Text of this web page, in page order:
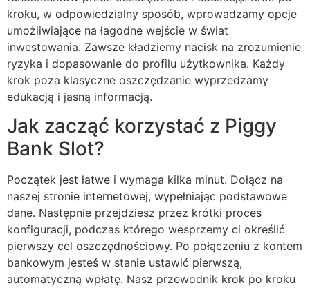
kroku, w odpowiedzialny sposób, wprowadzamy opcje
umożliwiające na łagodne wejście w świat
inwestowania. Zawsze kładziemy nacisk na zrozumienie
ryzyka i dopasowanie do profilu użytkownika. Każdy
krok poza klasyczne oszczędzanie wyprzedzamy
edukacją i jasną informacją.
Jak zacząć korzystać z Piggy
Bank Slot?
Początek jest łatwe i wymaga kilka minut. Dołącz na
naszej stronie internetowej, wypełniając podstawowe
dane. Następnie przejdziesz przez krótki proces
konfiguracji, podczas którego wesprzemy ci określić
pierwszy cel oszczędnościowy. Po połączeniu z kontem
bankowym jesteś w stanie ustawić pierwszą,
automatyczną wpłatę. Nasz przewodnik krok po kroku